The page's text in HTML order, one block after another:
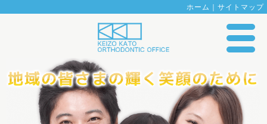
ホーム ｜ サイトマップ